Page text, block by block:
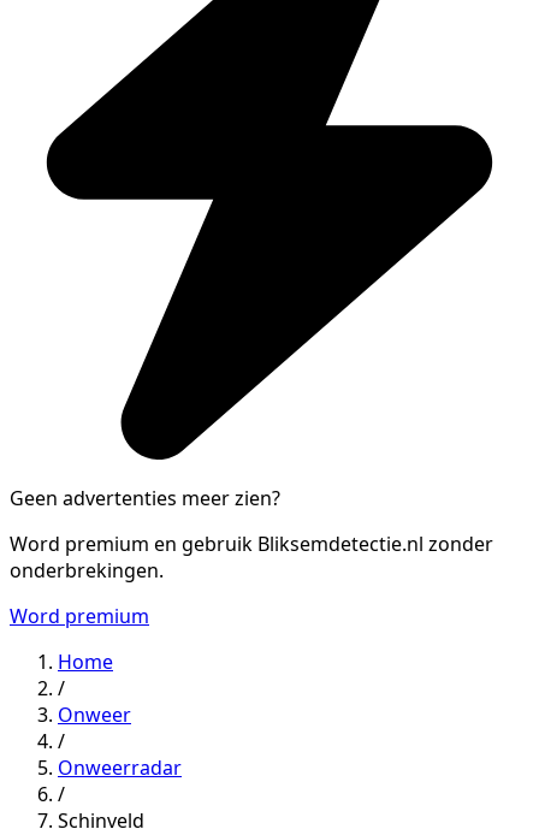
Geen advertenties meer zien?
Word premium en gebruik Bliksemdetectie.nl zonder
onderbrekingen.
Word premium
Home
/
Onweer
/
Onweerradar
/
Schinveld